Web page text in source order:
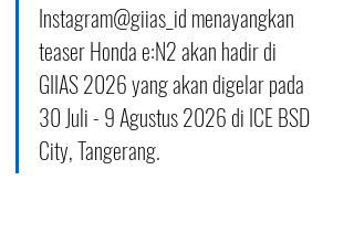
Instagram@giias_id menayangkan
teaser Honda e:N2 akan hadir di
GIIAS 2026 yang akan digelar pada
30 Juli - 9 Agustus 2026 di ICE BSD
City, Tangerang.